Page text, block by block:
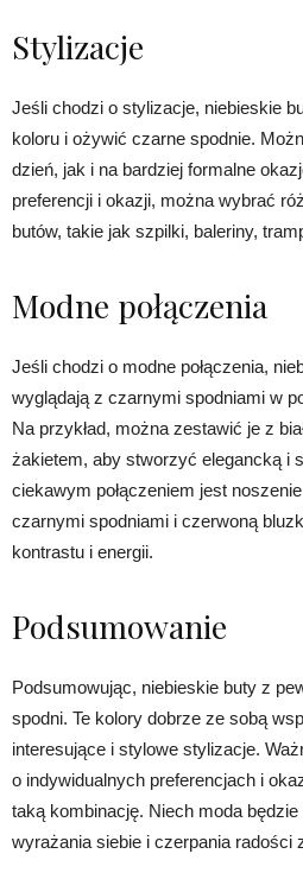
Stylizacje
Jeśli chodzi o stylizacje, niebieskie
koloru i ożywić czarne spodnie.
dzień, jak i na bardziej formalne
preferencji i okazji, można wybrać
butów, takie jak szpilki, baleriny,
Modne połączenia
Jeśli chodzi o modne połączenia,
wyglądają z czarnymi spodniami w
Na przykład, można zestawić je z
żakietem, aby stworzyć elegancką i
ciekawym połączeniem jest
czarnymi spodniami i czerwoną
kontrastu i energii.
Podsumowanie
Podsumowując, niebieskie buty z
spodni. Te kolory dobrze ze sobą
interesujące i stylowe stylizacje.
o indywidualnych preferencjach i
taką kombinację. Niech moda
wyrażania siebie i czerpania radości